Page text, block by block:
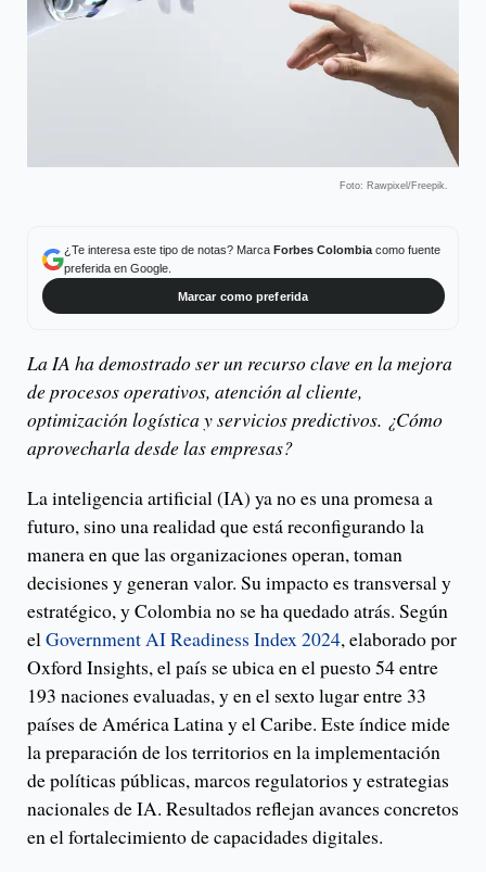
Foto: Rawpixel/Freepik.
¿Te interesa este tipo de notas? Marca Forbes Colombiacomo fuente
preferida en Google.
Marcar como preferida
La IA ha demostrado ser un recurso clave en la mejora
de procesos operativos, atención al cliente,
optimización logística y servicios predictivos. ¿Cómo
aprovecharla desde las empresas?
La inteligencia artificial (IA) ya no es una promesa a
futuro, sino una realidad que está reconfigurando la
manera en que las organizaciones operan, toman
decisiones y generan valor. Su impacto es transversal y
estratégico, y Colombia no se ha quedado atrás. Según
elGovernment AI Readiness Index 2024, elaborado por
Oxford Insights, el país se ubica en el puesto 54 entre
193 naciones evaluadas, y en el sexto lugar entre 33
países de América Latina y el Caribe. Este índice mide
la preparación de los territorios en la implementación
de políticas públicas, marcos regulatorios y estrategias
nacionales de IA. Resultados reflejan avances concretos
en el fortalecimiento de capacidades digitales.